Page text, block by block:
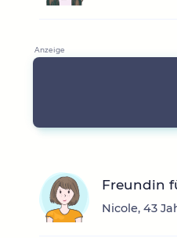
Freundin
Nicole, 43